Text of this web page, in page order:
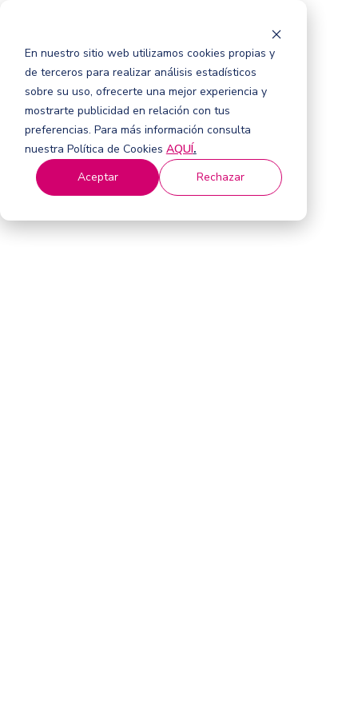
En nuestro sitio web utilizamos cookies propias y
de terceros para realizar análisis estadísticos
sobre su uso, ofrecerte una mejor experiencia y
mostrarte publicidad en relación con tus
preferencias. Para más información consulta
nuestra Política de Cookies AQUÍ.
Aceptar
Rechazar